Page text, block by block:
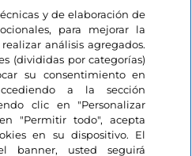
y de elaboración de
para mejorar la
análisis agregados.
(divididas por categorías)
su consentimiento en
a la sección
clic en "Personalizar
"Permitir todo", acepta
en su dispositivo. El
banner, usted seguirá